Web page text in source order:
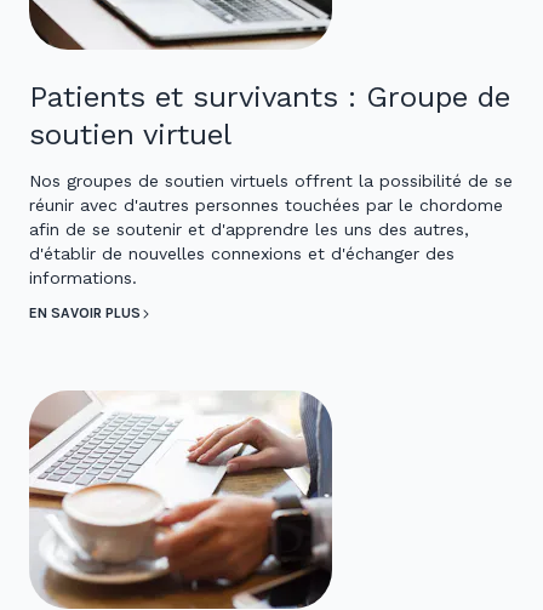
Patients et survivants : Groupe de
soutien virtuel
Nos groupes de soutien virtuels offrent la possibilité de se
réunir avec d'autres personnes touchées par le chordome
afin de se soutenir et d'apprendre les uns des autres,
d'établir de nouvelles connexions et d'échanger des
informations.
EN SAVOIR PLUS